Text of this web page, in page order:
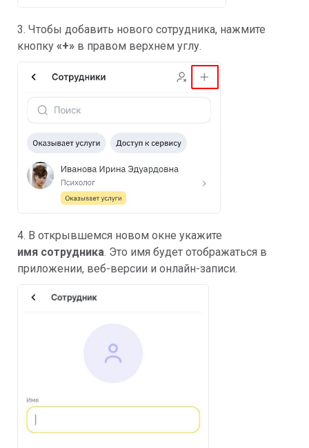
3. Чтобы добавить нового сотрудника, нажмите
кнопку «+» в правом верхнем углу.
4. В открывшемся новом окне укажите
имя сотрудника. Это имя будет отображаться в
приложении, веб-версии и онлайн-записи.